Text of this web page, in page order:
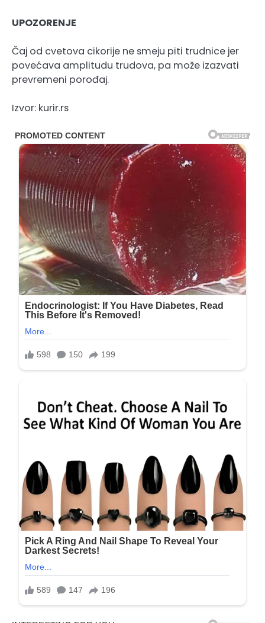
UPOZORENJE
Čaj od cvetova cikorije ne smeju piti trudnice jer
povećava amplitudu trudova, pa može izazvati
prevremeni porođaj.
Izvor: kurir.rs